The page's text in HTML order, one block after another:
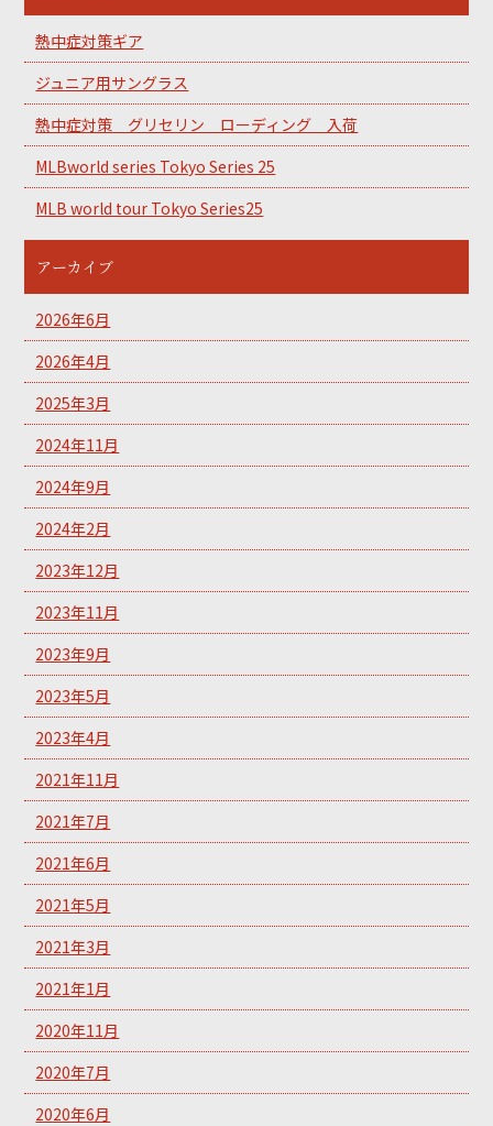
熱中症対策ギア
ジュニア用サングラス
熱中症対策 グリセリン ローディング 入荷
MLBworld series Tokyo Series 25
MLB world tour Tokyo Series25
アーカイブ
2026年6月
2026年4月
2025年3月
2024年11月
2024年9月
2024年2月
2023年12月
2023年11月
2023年9月
2023年5月
2023年4月
2021年11月
2021年7月
2021年6月
2021年5月
2021年3月
2021年1月
2020年11月
2020年7月
2020年6月